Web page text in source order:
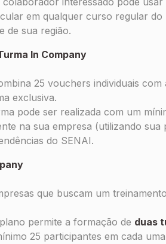
em qualquer curso regular do
de sua região.
In Company
25 vouchers individuais com
exclusiva.
pode ser realizada com um
na sua empresa (utilizando sua
do SENAI.
que buscam um
permite a formação de duas
25 participantes em cada